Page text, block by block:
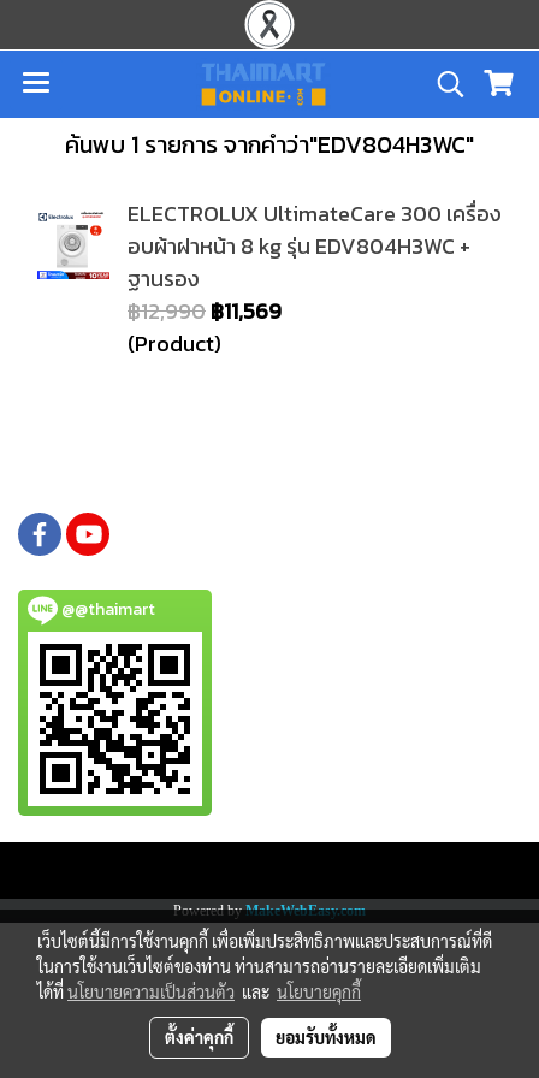
ค้นพบ 1 รายการ จากคำว่า"EDV804H3WC"
ELECTROLUX UltimateCare 300 เครื่อง
อบผ้าฝาหน้า 8 kg รุ่น EDV804H3WC +
ฐานรอง
฿12,990฿11,569
(Product)
@@thaimart
Powered byMakeWebEasy.com
เว็บไซต์นี้มีการใช้งานคุกกี้ เพื่อเพิ่มประสิทธิภาพและประสบการณ์ที่ดี
ในการใช้งานเว็บไซต์ของท่าน ท่านสามารถอ่านรายละเอียดเพิ่มเติม
ได้ที่นโยบายความเป็นส่วนตัว และ นโยบายคุกกี้
ตั้งค่าคุกกี้ ยอมรับทั้งหมด